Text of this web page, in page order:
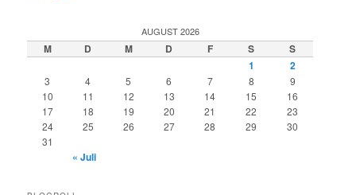
AUGUST 2026
M D M D F S
S
1
2
3 4 5 6 7 8
9
10
11 12 13 14 15
16
17
18 19 20 21 22
23
24
25 26 27 28 29
30
31
« Juli